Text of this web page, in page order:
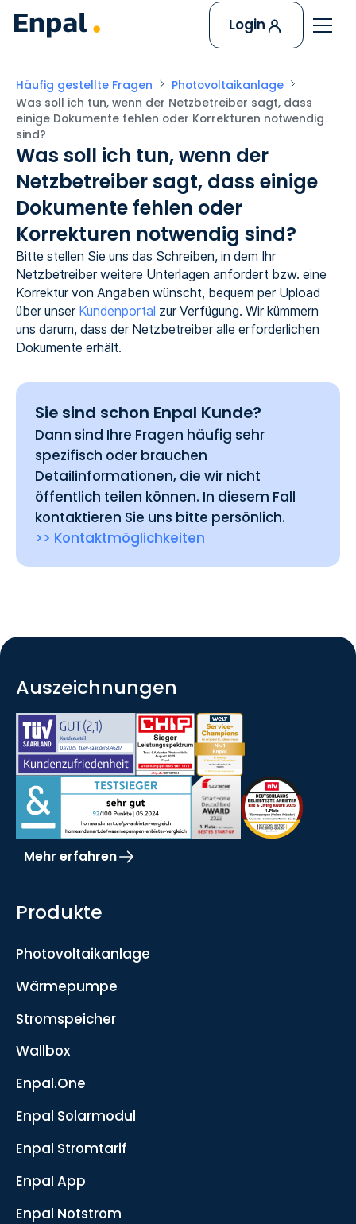
Login
Häufig gestellte Fragen
Photovoltaikanlage
Was soll ich tun, wenn der Netzbetreiber sagt, dass
einige Dokumente fehlen oder Korrekturen notwendig
sind?
Was soll ich tun, wenn der
Netzbetreiber sagt, dass einige
Dokumente fehlen oder
Korrekturen notwendig sind?
Bitte stellen Sie uns das Schreiben, in dem Ihr
Netzbetreiber weitere Unterlagen anfordert bzw. eine
Korrektur von Angaben wünscht, bequem per Upload
über unser Kundenportal zur Verfügung. Wir kümmern
uns darum, dass der Netzbetreiber alle erforderlichen
Dokumente erhält.
Sie sind schon Enpal Kunde?
Dann sind Ihre Fragen häufig sehr
spezifisch oder brauchen
Detailinformationen, die wir nicht
öffentlich teilen können. In diesem Fall
kontaktieren Sie uns bitte persönlich.
>> Kontaktmöglichkeiten
Auszeichnungen
Mehr erfahren
Produkte
Photovoltaikanlage
Wärmepumpe
Stromspeicher
Wallbox
Enpal.One
Enpal Solarmodul
Enpal Stromtarif
Enpal App
Enpal Notstrom